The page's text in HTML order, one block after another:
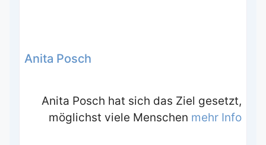
Anita Posch
Anita Posch hat sich das Ziel gesetzt,
möglichst viele Menschen mehr Info